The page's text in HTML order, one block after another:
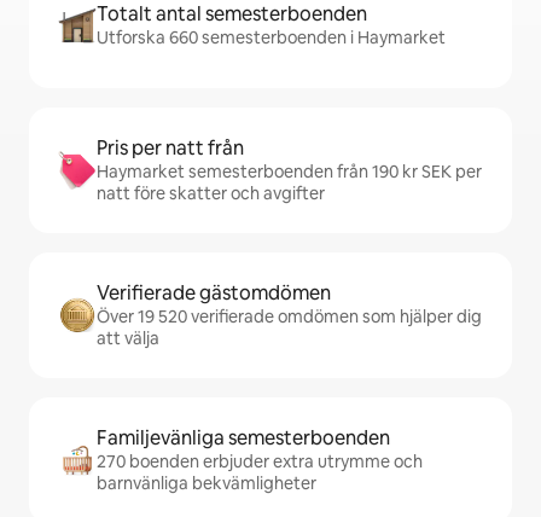
Totalt antal semesterboenden
Utforska 660 semesterboenden i Haymarket
Pris per natt från
Haymarket semesterboenden från 190 kr SEK per
natt före skatter och avgifter
Verifierade gästomdömen
Över 19 520 verifierade omdömen som hjälper dig
att välja
Familjevänliga semesterboenden
270 boenden erbjuder extra utrymme och
barnvänliga bekvämligheter